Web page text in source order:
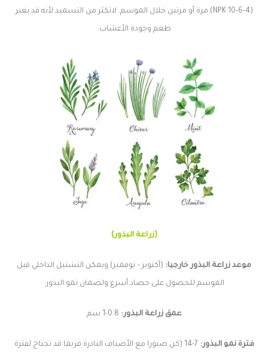
(4-6-10 NPK) مرة أو مرتين خلال الموسم. لاتكثر من التسميد لأنه قد يغير
طعم وجودة الأعشاب.
(زراعة البذور)
موعد زراعة البذور خارجيا: (أكتوبر – نوفمبر) ويمكن التشتيل الداخلي قبل
الموسم للحصول على حصاد أسرع ولضمان نمو البذور.
عمق زراعة البذور:
فترة نمو البذور: 7-14 (كن صبورا مع الأصناف النادرة فربما قد تحتاج لفترة